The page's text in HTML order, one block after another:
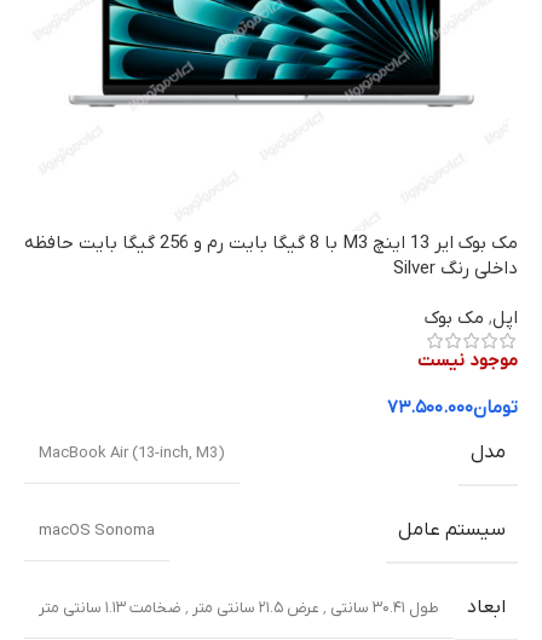
مک بوک ایر 13 اینچ M3 با 8 گیگا بایت رم و 256 گیگا بایت حافظه
داخلی رنگ Silver
اپل, مک بوک
موجود نیست
تومان۷۳.۵۰۰.۰۰۰
مدل
MacBook Air (13-inch, M3)
سیستم عامل macOS Sonoma
ابعاد طول ۳۰.۴۱ سانتی ٬ عرض ۲۱.۵ سانتی متر ٬ ضخامت ۱.۱۳ سانتی متر